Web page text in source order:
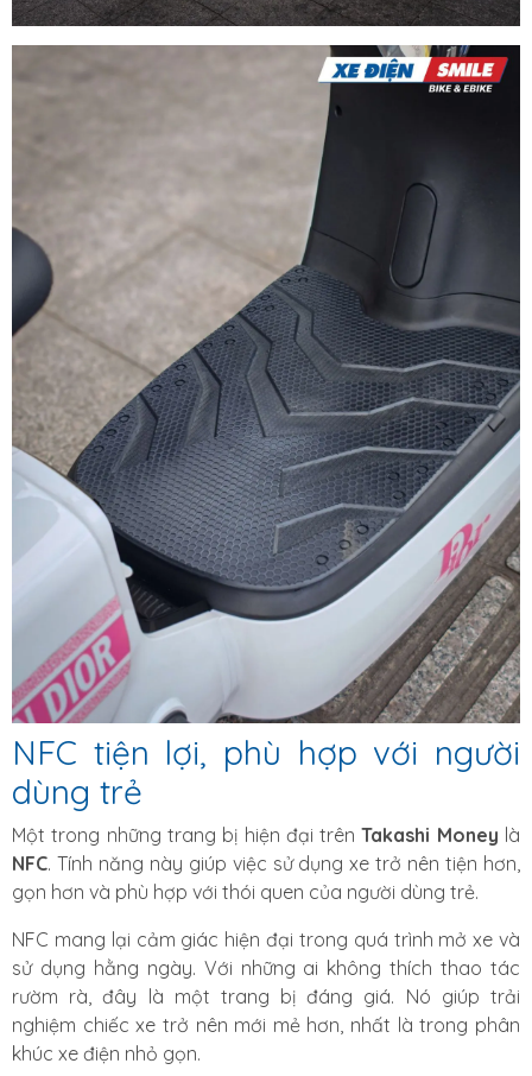
NFC tiện lợi, phù hợp với người
dùng trẻ
Một trong những trang bị hiện đại trênTakashi Money là
NFC. Tính năng này giúp việc sử dụng xe trở nên tiện hơn,
gọn hơn và phù hợp với thói quen của người dùng trẻ.
NFC mang lại cảm giác hiện đại trong quá trình mở xe và
sử dụng hằng ngày. Với những ai không thích thao tác
rườm rà, đây là một trang bị đáng giá. Nó giúp trải
nghiệm chiếc xe trở nên mới mẻ hơn, nhất là trong phân
khúc xe điện nhỏ gọn.